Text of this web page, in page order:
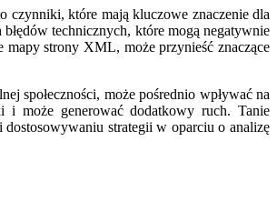
czynniki, które mają kluczowe znaczenie dla
technicznych, które mogą negatywnie
mapy strony XML, może przynieść znaczące
społeczności, może pośrednio wpływać na
i może generować dodatkowy ruch. Tanie
strategii w oparciu o analizę